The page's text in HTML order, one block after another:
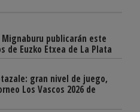
publicarán este
de Euzko Etxea de La Plata
gran nivel de juego,
Los Vascos 2026 de